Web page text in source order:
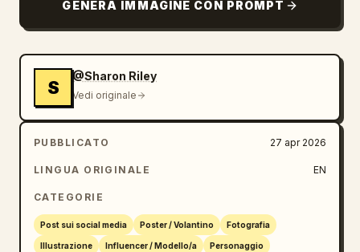
giocoso ma potente, che avvolge sottilmente
la composizione e interagisce con la posa
La scena è ambientata in un luminoso ambiente
urbano all'aperto con un cielo azzurro
limpido, forte luce solare naturale, ombre
nitide e illuminazione ad alto contrasto.
Aggiungi un sottile movimento del vento nei
vestiti e nei capelli.
fotorealismo di alta gamma con elementi di
illustrazione grafica: includi scarabocchi
disegnati a mano, frecce, linee di movimento,
GENERA IMMAGINE CON PROMPT
S
@Sharon Riley
Vedi originale
PUBBLICATO 27 apr 2026
LINGUA ORIGINALE EN
CATEGORIE
Post sui social media Poster / Volantino Fotografia
Illustrazione Influencer / Modello/a Personaggio